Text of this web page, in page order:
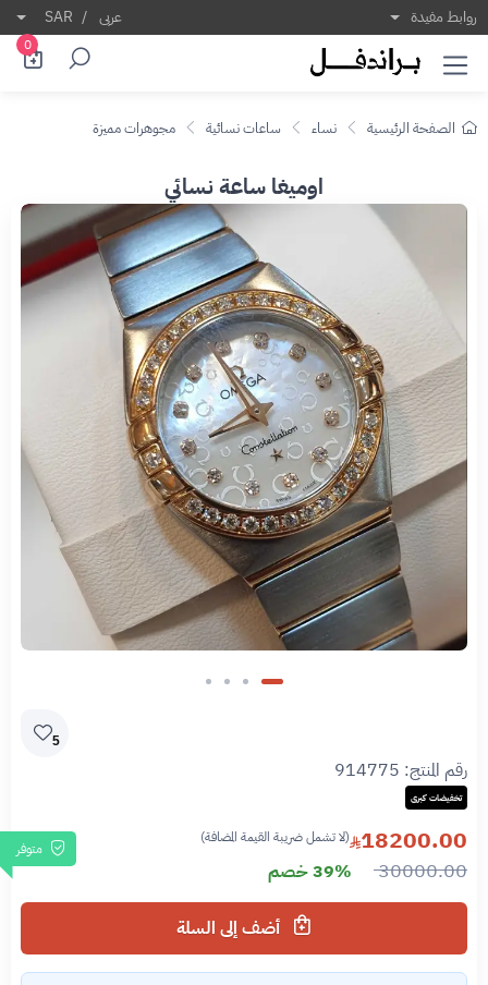
روابط مفيدة عربى /
SAR
0
الصفحة الرئيسية نساء ساعات نسائية مجوهرات مميزة
اوميغا ساعة نسائي
5
رقم المنتج: 914775
تخفيضات كبرى
متوفر 18200.00 (لا تشمل ضريبة القيمة المضافة)
30000.00 39% خصم